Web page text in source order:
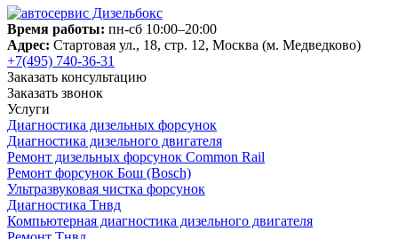
Время работы: пн-сб 10:00–20:00
Адрес: Стартовая ул., 18, стр. 12, Москва (м. Медведково)
+7(495) 740-36-31
Заказать консультацию
Заказать звонок
Услуги
Диагностика дизельных форсунок
Диагностика дизельного двигателя
Ремонт дизельных форсунок Common Rail
Ремонт форсунок Бош (Bosch)
Ультразвуковая чистка форсунок
Диагностика Тнвд
Компьютерная диагностика дизельного двигателя